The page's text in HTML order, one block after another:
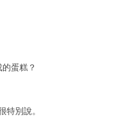
蛋糕？
特別說。